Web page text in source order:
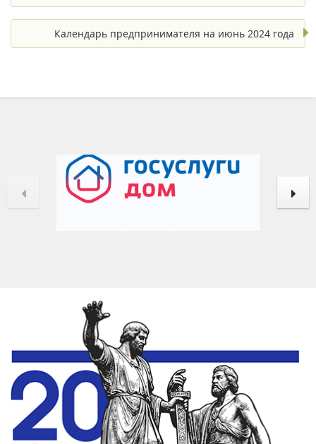
Календарь предпринимателя на июнь 2024 года